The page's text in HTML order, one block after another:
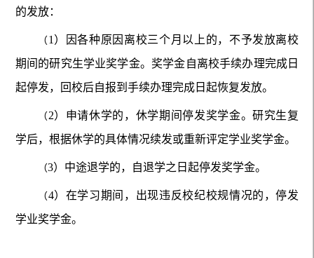
的发放：
（1）因各种原因离校三个月以上的，不予发放离校
期间的研究生学业奖学金。奖学金自离校手续办理完成日
起停发，回校后自报到手续办理完成日起恢复发放。
（2）申请休学的，休学期间停发奖学金。研究生复
学后，根据休学的具体情况续发或重新评定学业奖学金。
（3）中途退学的，自退学之日起停发奖学金。
（4）在学习期间，出现违反校纪校规情况的，停发
学业奖学金。